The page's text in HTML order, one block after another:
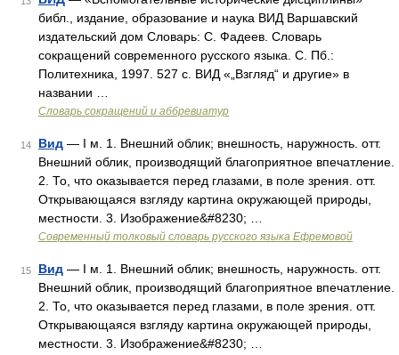
библ., издание, образование и наука ВИД Варшавский
издательский дом Словарь: С. Фадеев. Словарь
сокращений современного русского языка. С. Пб.:
Политехника, 1997. 527 с. ВИД «„Взгляд“ и другие» в
названии …
Словарь сокращений и аббревиатур
14 Вид — I м. 1. Внешний облик; внешность, наружность. отт.
Внешний облик, производящий благоприятное впечатление.
2. То, что оказывается перед глазами, в поле зрения. отт.
Открывающаяся взгляду картина окружающей природы,
местности. 3. Изображение&#8230; …
Современный толковый словарь русского языка Ефремовой
15 Вид — I м. 1. Внешний облик; внешность, наружность. отт.
Внешний облик, производящий благоприятное впечатление.
2. То, что оказывается перед глазами, в поле зрения. отт.
Открывающаяся взгляду картина окружающей природы,
местности. 3. Изображение&#8230; …